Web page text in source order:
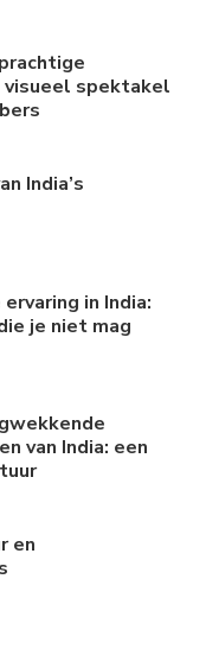
visueel spektakel
India’s
in India:
je niet mag
van India: een
en